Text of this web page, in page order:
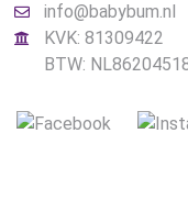
info@babybum.nl
KVK: 81309422
BTW: